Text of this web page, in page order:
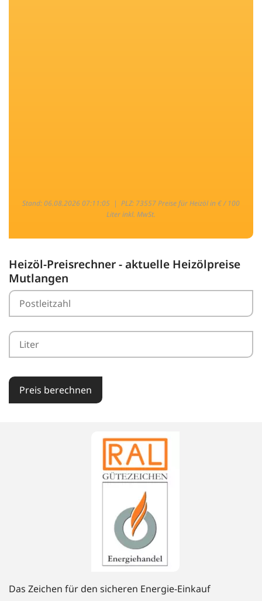
Stand: 06.08.2026 07:11:05 | PLZ: 73557 Preise für Heizöl in € / 100
Liter inkl. MwSt.
Heizöl-Preisrechner - aktuelle Heizölpreise
Mutlangen
Preis berechnen
Das Zeichen für den sicheren Energie-Einkauf